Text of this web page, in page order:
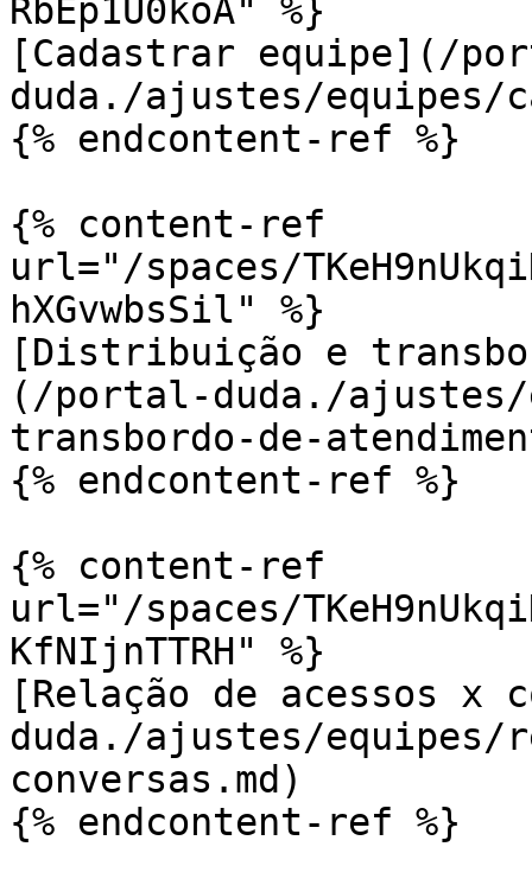
RbEp1U0koA" %}
[Cadastrar equipe](/
duda./ajustes/equipes/
{% endcontent-ref %}
{% content-ref
url="/spaces/
hXGvwbsSil" %}
[Distribuição e
(/portal-duda./
transbordo-de-
{% endcontent-ref %}
{% content-ref
url="/spaces/
KfNIjnTTRH" %}
[Relação de acessos
duda./ajustes/equipes/
conversas.md)
{% endcontent-ref %}